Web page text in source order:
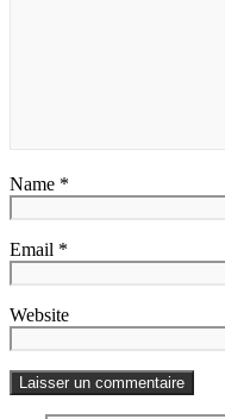
Name *
Email *
Website